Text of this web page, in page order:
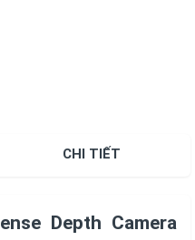
CHI TIẾT
Depth Camera